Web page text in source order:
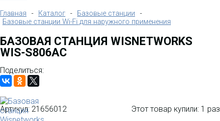
Главная - Каталог - Базовые станции
-
Базовые станции Wi-Fi для наружного применения
БАЗОВАЯ СТАНЦИЯ WISNETWORKS
WIS-S806AC
Поделиться:
Артикул: 21656012
Этот товар купили: 1 раз